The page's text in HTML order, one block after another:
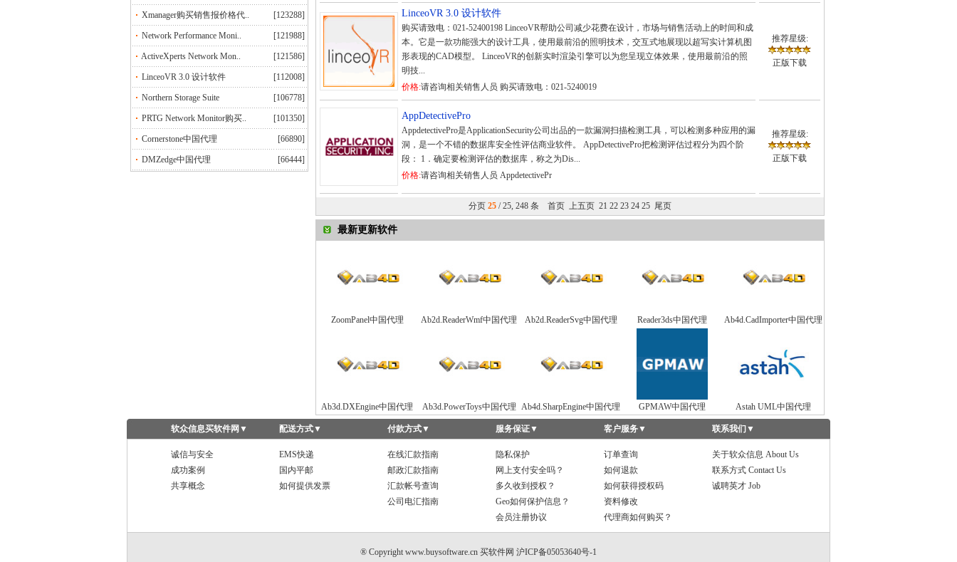
Xmanager购买销售报价格代.. [123288]
Network Performance Moni.. [121988]
ActiveXperts Network Mon.. [121586]
LinceoVR 3.0 设计软件 [112008]
Northern Storage Suite [106778]
PRTG Network Monitor购买.. [101350]
Cornerstone中国代理 [66890]
DMZedge中国代理 [66444]
LinceoVR 3.0 设计软件
购买请致电：021-52400198 LinceoVR帮助公司减少花费在设计，市场与销售活动上的时间和成
本。它是一款功能强大的设计工具，使用最前沿的照明技术，交互式地展现以超写实计算机图
形表现的CAD模型。 LinceoVR的创新实时渲染引擎可以为您呈现立体效果，使用最前沿的照
明技...
价格:请咨询相关销售人员 购买请致电：021-5240019
推荐星级:
正版下载
AppDetectivePro
AppdetectivePro是ApplicationSecurity公司出品的一款漏洞扫描检测工具，可以检测多种应用的漏
洞，是一个不错的数据库安全性评估商业软件。 AppDetectivePro把检测评估过程分为四个阶
段： 1．确定要检测评估的数据库，称之为Dis...
价格:请咨询相关销售人员 AppdetectivePr
推荐星级:
正版下载
分页 25 / 25, 248 条 首页 上五页 21 22 23 24 25 尾页
最新更新软件
ZoomPanel中国代理 Ab2d.ReaderWmf中国代理 Ab2d.ReaderSvg中国代理 Reader3ds中国代理 Ab4d.CadImporter中国代理
Ab3d.DXEngine中国代理 Ab3d.PowerToys中国代理 Ab4d.SharpEngine中国代理 GPMAW中国代理 Astah UML中国代理
软众信息买软件网 ▼ 配送方式▼ 付款方式▼ 服务保证▼ 客户服务▼ 联系我们 ▼
诚信与安全 EMS快递 在线汇款指南 隐私保护 订单查询
关于软众信息 About Us
成功案例
国内平邮 邮政汇款指南 网上支付安全吗？ 如何退款
联系方式 Contact Us
共享概念
如何提供发票 汇款帐号查询 多久收到授权？ 如何获得授权码
诚聘英才 Job
公司电汇指南
Geo如何保护信息？
资料修改
会员注册协议
代理商如何购买？
® Copyright www.buysoftware.cn 买软件网 沪ICP备05053640号-1